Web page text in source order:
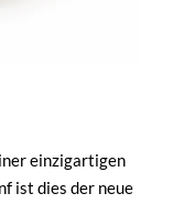
einzigartigen
ist dies der neue